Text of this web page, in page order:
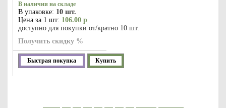
В наличии на складе
В упаковке: 10 шт.
Цена за 1 шт: 106.00 р
доступно для покупки от/кратно 10 шт.
Получить скидку %
Быстрая покупка Купить